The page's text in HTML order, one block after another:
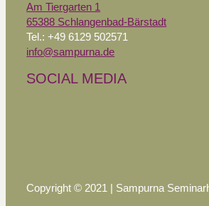
Am Tiergarten 1
65388 Schlangenbad-Bärstadt
Tel.: +49 6129 502571
info@sampurna.de
SOCIAL MEDIA
Copyright © 2021 | Sampurna